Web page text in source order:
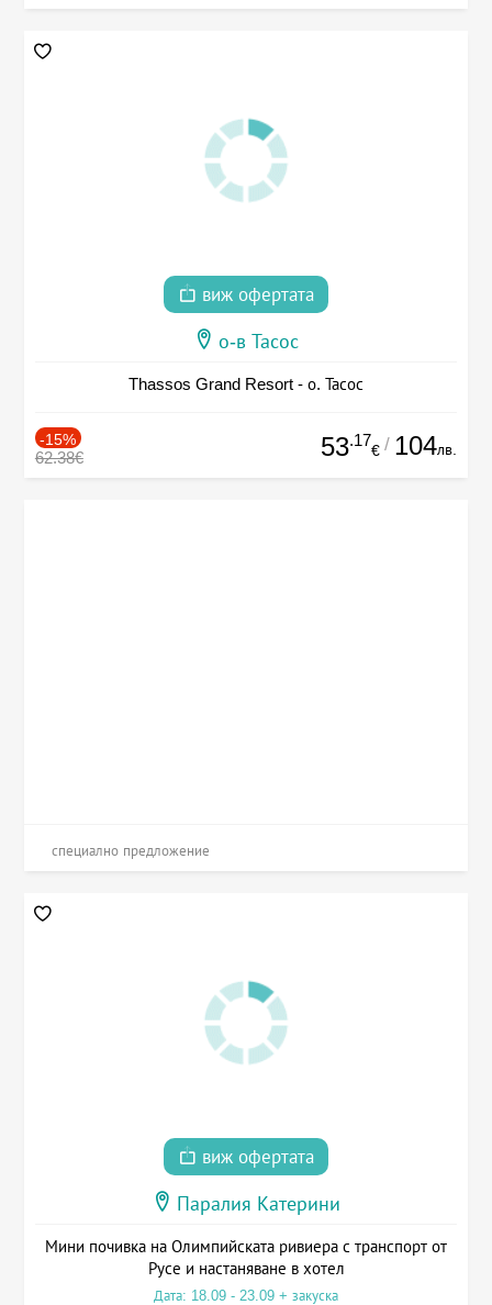
виж офертата
о-в Тасос
Thassos Grand Resort - о. Тасос
-15%
62.38€ 53.17
€ / 104лв.
специално предложение
виж офертата
Паралия Катерини
Мини почивка на Олимпийската ривиера с транспорт от
Русе и настаняване в хотел
Дата: 18.09 - 23.09 + закуска